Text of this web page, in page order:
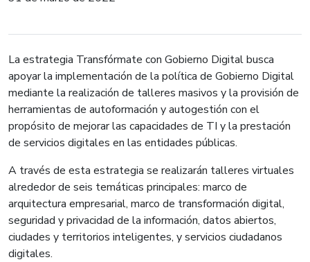
La estrategia Transfórmate con Gobierno Digital busca
apoyar la implementación de la política de Gobierno Digital
mediante la realización de talleres masivos y la provisión de
herramientas de autoformación y autogestión con el
propósito de mejorar las capacidades de TI y la prestación
de servicios digitales en las entidades públicas.
A través de esta estrategia se realizarán talleres virtuales
alrededor de seis temáticas principales: marco de
arquitectura empresarial, marco de transformación digital,
seguridad y privacidad de la información, datos abiertos,
ciudades y territorios inteligentes, y servicios ciudadanos
digitales.